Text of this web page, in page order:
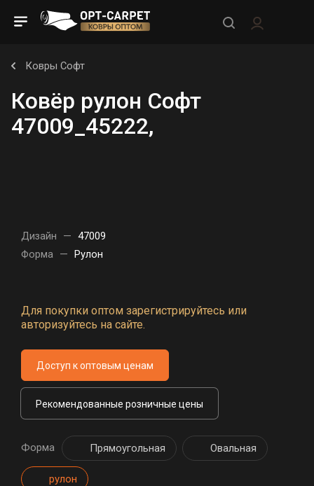
Ковры Софт
Ковёр рулон Софт
47009_45222,
Дизайн — 47009
Форма — Рулон
Для покупки оптом зарегистрируйтесь или
авторизуйтесь на сайте.
Доступ к оптовым ценам
Рекомендованные розничные цены
Форма Прямоугольная Овальная
рулон